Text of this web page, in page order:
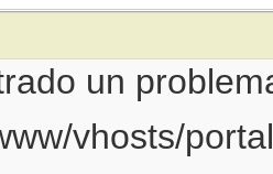
un
vhosts/